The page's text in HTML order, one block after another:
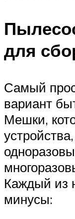
для
Самый
вариант
Мешки,
Каждый из
минусы: